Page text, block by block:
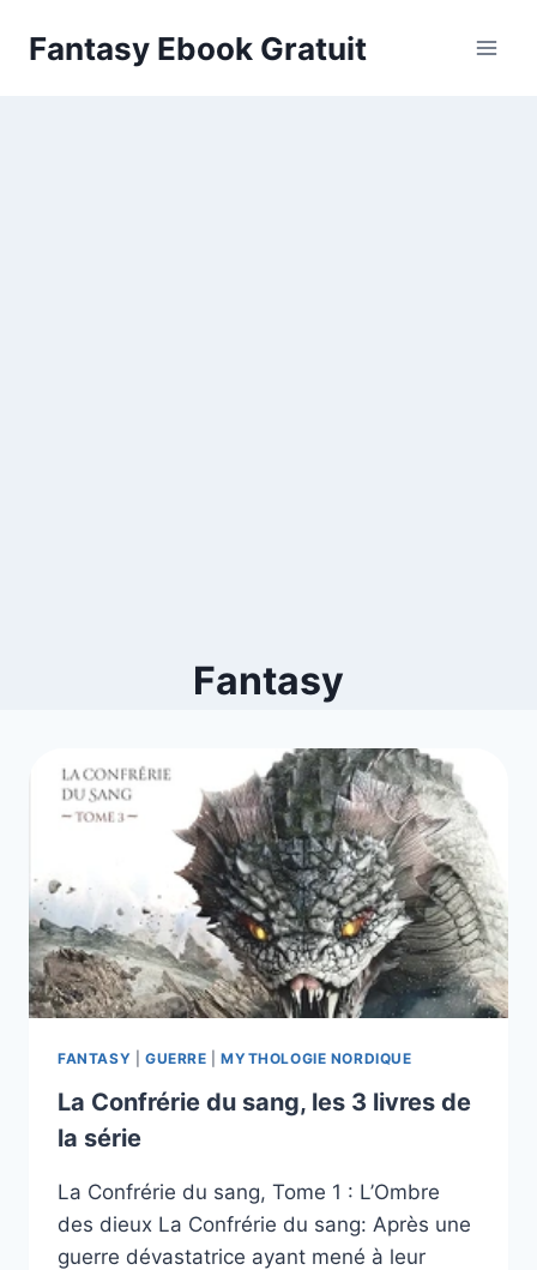
Fantasy Ebook Gratuit
Fantasy
FANTASY GUERRE |MYTHOLOGIE NORDIQUE
La Confrérie du sang, les 3 livres de
la série
La Confrérie du sang, Tome 1 : L’Ombre
des dieux La Confrérie du sang: Après une
guerre dévastatrice ayant mené à leur